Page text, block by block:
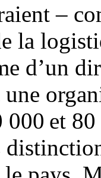
–
la
d’un
000 et